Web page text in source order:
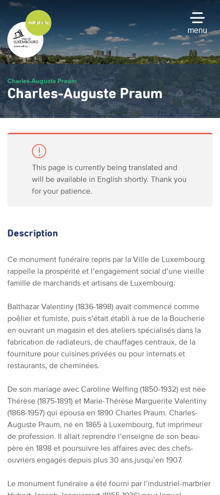
Skip
main
content
menu
Charles-Auguste Praum
Charles-Auguste Praum
This page is currently being translated and
will be available in English shortly. Thank you
for your patience.
Description
Ce monument funéraire repris par la Ville de Luxembourg
rappelle la prospérité et l’engagement social d’une vieille
famille de marchands et artisans de Luxembourg.
Balthazar Valentiny (1836-1898) avait commencé comme
poêlier et fumiste, puis s’était établi à rue de la Boucherie
en ouvrant un magasin et des ateliers spécialisés dans la
fabrication de radiateurs, de chauffages centraux, de la
fourniture pour cuisines privées ou pour internats et
restaurants, de cheminées.
De son mariage avec Caroline Welfing (1850-1932) est née
Thérèse (1875-1891) et Marie-Thérèse Marguerite Valentiny
(1868-1957) qui épousa en 1890 Charles Praum. Charles-
Auguste Praum, né en 1865 à Luxembourg, fut imprimeur
de profession. Il allait reprendre l’enseigne de son beau-
père en 1898 et poursuivre les affaires avec des chefs-
ouvriers engagés depuis plus 30 ans jusqu’en 1907.
Le monument funéraire a été fourni par l’industriel-marbrier